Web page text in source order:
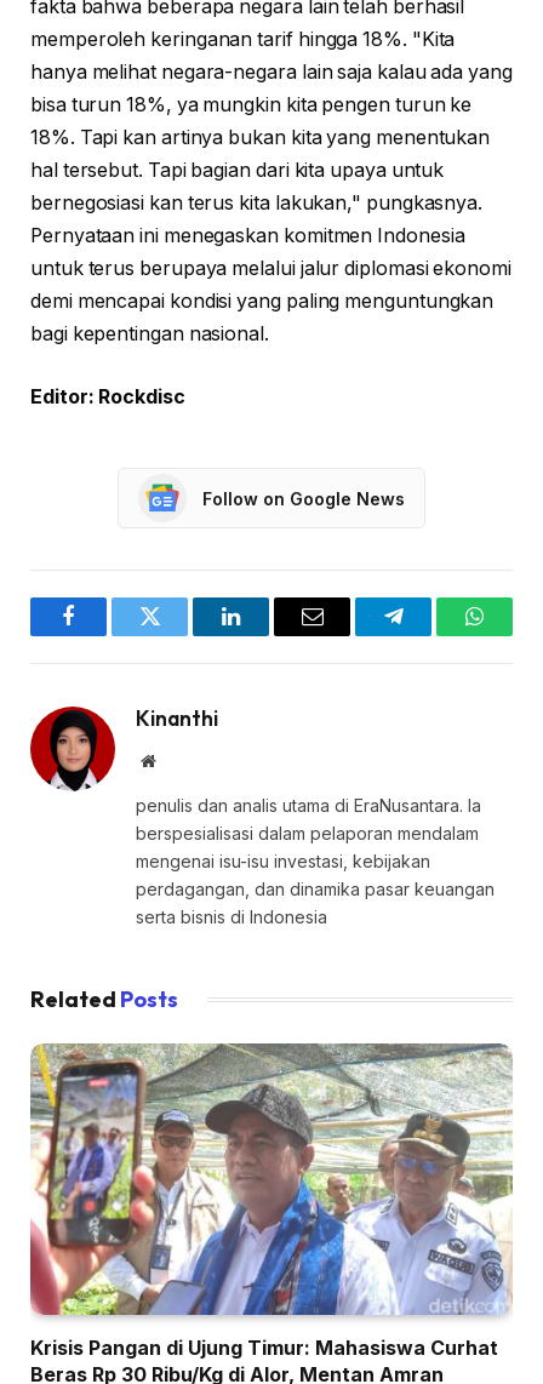
fakta bahwa beberapa negara lain telah berhasil
memperoleh keringanan tarif hingga 18%. "Kita
hanya melihat negara-negara lain saja kalau ada yang
bisa turun 18%, ya mungkin kita pengen turun ke
18%. Tapi kan artinya bukan kita yang menentukan
hal tersebut. Tapi bagian dari kita upaya untuk
bernegosiasi kan terus kita lakukan," pungkasnya.
Pernyataan ini menegaskan komitmen Indonesia
untuk terus berupaya melalui jalur diplomasi ekonomi
demi mencapai kondisi yang paling menguntungkan
bagi kepentingan nasional.
Editor: Rockdisc
Follow on Google News
FacebookTwitter LinkedInEmail Telegram
Kinanthi
Website
penulis dan analis utama di EraNusantara. Ia
berspesialisasi dalam pelaporan mendalam
mengenai isu-isu investasi, kebijakan
perdagangan, dan dinamika pasar keuangan
serta bisnis di Indonesia
Related Posts
Krisis Pangan di Ujung Timur: Mahasiswa Curhat
Beras Rp 30 Ribu/Kg di Alor, Mentan Amran